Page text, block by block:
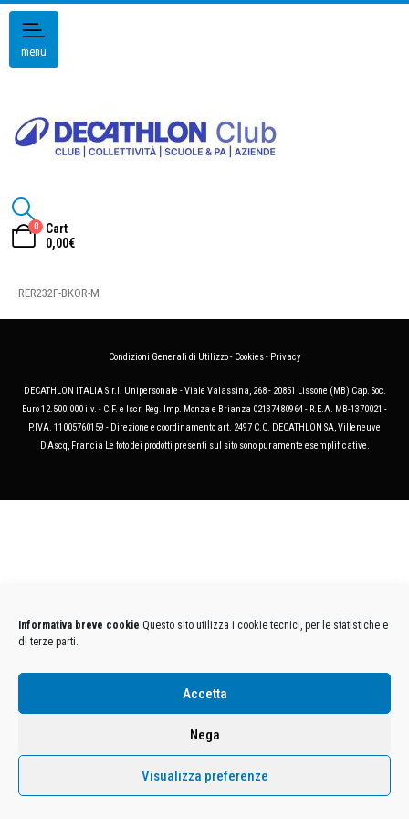
Informativa breve cookie Questo sito utilizza i cookie tecnici, per le statistiche e
di terze parti.
Accetta
Nega
Visualizza preferenze
menu
0
Cart
0,00€
RER232F-BKOR-M
Condizioni Generali di Utilizzo- Cookies- Privacy
DECATHLON ITALIA S.r.l. Unipersonale - Viale Valassina, 268 - 20851 Lissone (MB) Cap. Soc.
Euro 12.500.000 i.v. - C.F. e Iscr. Reg. Imp. Monza e Brianza 02137480964 - R.E.A. MB-1370021 -
P.IVA. 11005760159 - Direzione e coordinamento art. 2497 C.C. DECATHLON SA, Villeneuve
D'Ascq, Francia Le foto dei prodotti presenti sul sito sono puramente esemplificative.